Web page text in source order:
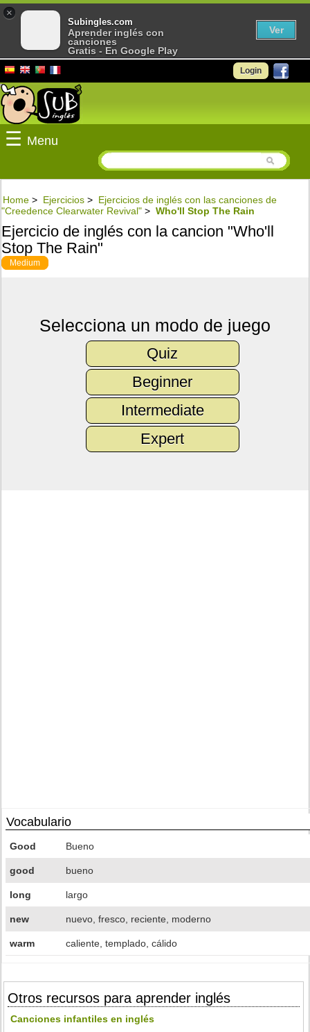
Login
☰ Menu
Home > Ejercicios > Ejercicios de inglés con las canciones de
"Creedence Clearwater Revival" > Who'll Stop The Rain
Ejercicio de inglés con la cancion "Who'll
Stop The Rain"
Medium
Selecciona un modo de juego
Quiz
Beginner
Intermediate
Expert
Vocabulario
Good Bueno
good bueno
long largo
new nuevo, fresco, reciente, moderno
warm caliente, templado, cálido
Otros recursos para aprender inglés
Canciones infantiles en inglés
×
Subingles.com
Aprender inglés con
canciones
Gratis - En Google Play
Ver